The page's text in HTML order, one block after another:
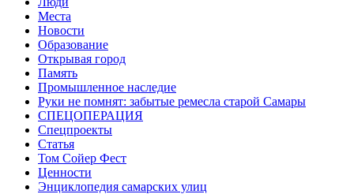
Места
Новости
Образование
Открывая город
Память
Промышленное наследие
Руки не помнят: забытые ремесла старой Самары
СПЕЦОПЕРАЦИЯ
Спецпроекты
Статья
Том Сойер Фест
Ценности
Энциклопедия самарских улиц